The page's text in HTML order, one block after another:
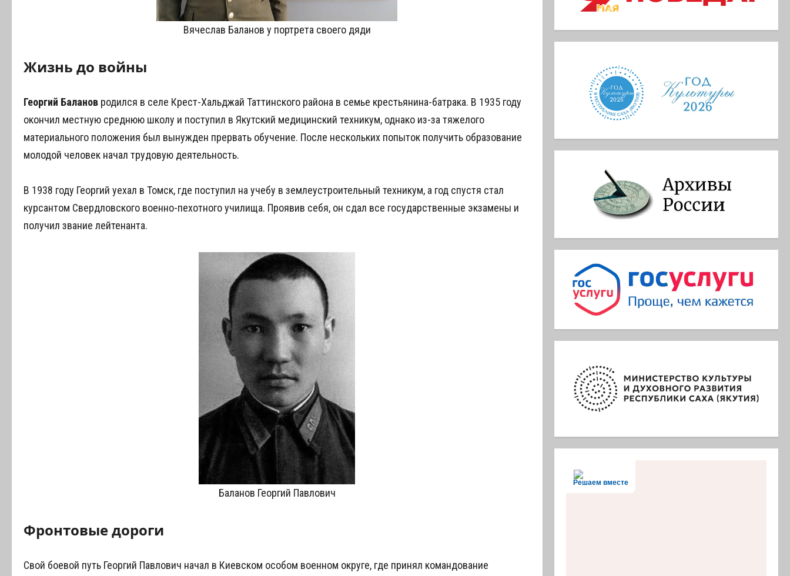
Вячеслав Баланов у портрета своего дяди
Жизнь до войны
Георгий Баланов родился в селе Крест-Хальджай Таттинского района в семье крестьянина-батрака. В 1935 году
окончил местную среднюю школу и поступил в Якутский медицинский техникум, однако из-за тяжелого
материального положения был вынужден прервать обучение. После нескольких попыток получить образование
молодой человек начал трудовую деятельность.
В 1938 году Георгий уехал в Томск, где поступил на учебу в землеустроительный техникум, а год спустя стал
курсантом Свердловского военно-пехотного училища. Проявив себя, он сдал все государственные экзамены и
получил звание лейтенанта.
Баланов Георгий Павлович
Фронтовые дороги
Свой боевой путь Георгий Павлович начал в Киевском особом военном округе, где принял командование
Решаем вместе